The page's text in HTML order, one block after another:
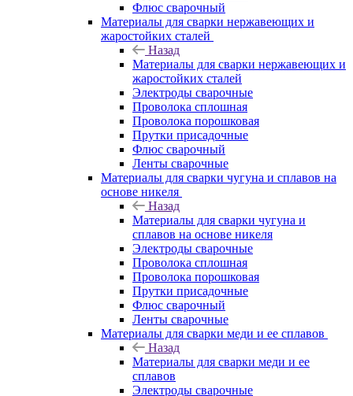
Флюс сварочный
Материалы для сварки нержавеющих и
жаростойких сталей
Назад
Материалы для сварки нержавеющих и
жаростойких сталей
Электроды сварочные
Проволока сплошная
Проволока порошковая
Прутки присадочные
Флюс сварочный
Ленты сварочные
Материалы для сварки чугуна и сплавов на
основе никеля
Назад
Материалы для сварки чугуна и
сплавов на основе никеля
Электроды сварочные
Проволока сплошная
Проволока порошковая
Прутки присадочные
Флюс сварочный
Ленты сварочные
Материалы для сварки меди и ее сплавов
Назад
Материалы для сварки меди и ее
сплавов
Электроды сварочные